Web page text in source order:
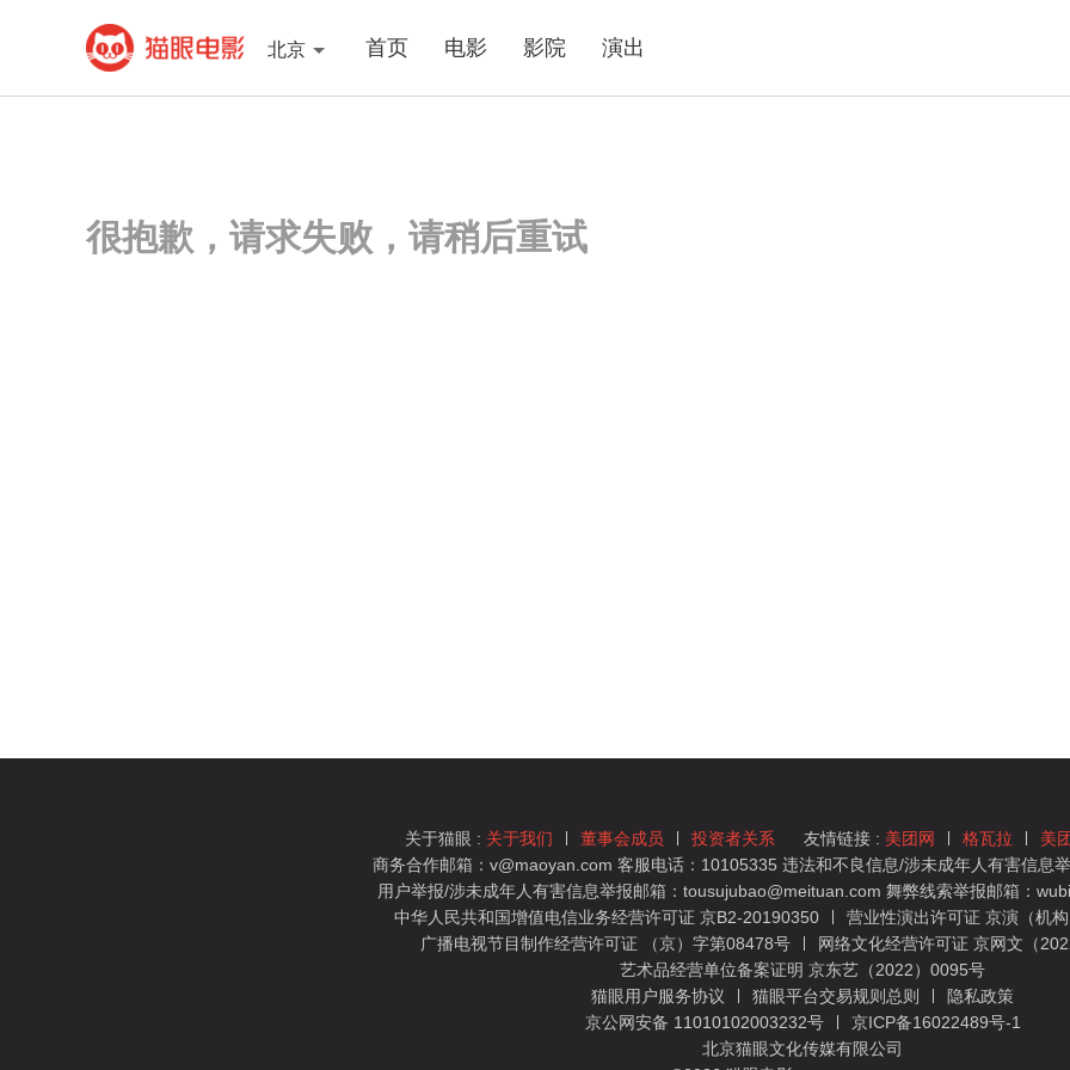
北京 首页 电影 影院 演出
很抱歉，请求失败，请稍后重试
关于猫眼 : 关于我们 董事会成员 投资者关系 友情链接 : 美团网 格瓦拉 美
商务合作邮箱：v@maoyan.com 客服电话：10105335 违法和不良信息/涉未成年人有害信息
用户举报/涉未成年人有害信息举报邮箱：tousujubao@meituan.com 舞弊线索举报邮箱：
中华人民共和国增值电信业务经营许可证 京B2-20190350
营业性演出许可证 京演（机
广播电视节目制作经营许可证 （京）字第08478号
网络文化经营许可证 京网文（
艺术品经营单位备案证明 京东艺（2022）0095号
猫眼用户服务协议
猫眼平台交易规则总则
隐私政策
京公网安备 11010102003232号
京ICP备16022489号-1
北京猫眼文化传媒有限公司